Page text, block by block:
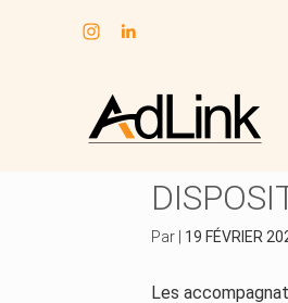
Aller
au
Par 19 FÉVRIER
Les